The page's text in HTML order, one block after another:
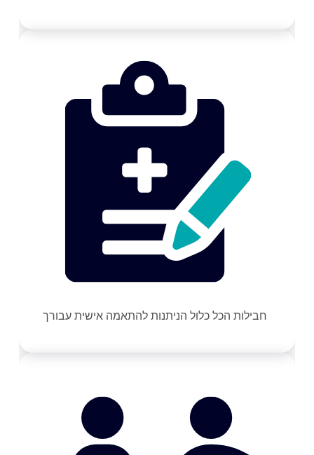
חבילות הכל כלול הניתנות להתאמה אישית עבורך